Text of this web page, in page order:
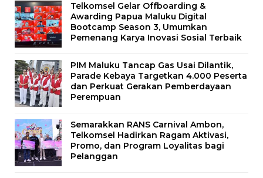
Telkomsel Gelar Offboarding &
Awarding Papua Maluku Digital
Bootcamp Season 3, Umumkan
Pemenang Karya Inovasi Sosial Terbaik
PIM Maluku Tancap Gas Usai Dilantik,
Parade Kebaya Targetkan 4.000 Peserta
dan Perkuat Gerakan Pemberdayaan
Perempuan
Semarakkan RANS Carnival Ambon,
Telkomsel Hadirkan Ragam Aktivasi,
Promo, dan Program Loyalitas bagi
Pelanggan